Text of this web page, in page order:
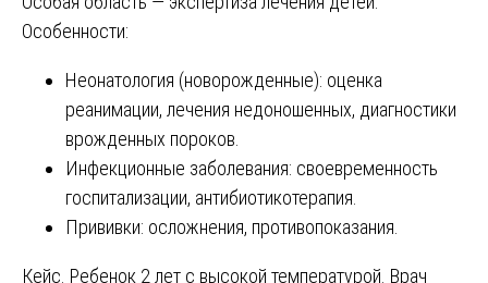
Особенности:
Неонатология (новорожденные): оценка
реанимации, лечения недоношенных, диагностики
врожденных пороков.
Инфекционные заболевания: своевременность
госпитализации, антибиотикотерапия.
Прививки: осложнения, противопоказания.
Кейс. Ребенок 2 лет с высокой температурой. Врач